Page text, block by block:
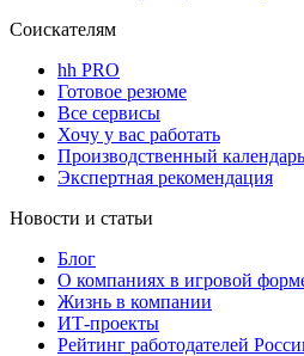
Соискателям
hh PRO
Готовое резюме
Все сервисы
Хочу у вас работать
Производственный календарь
Экспертная рекомендация
Новости и статьи
Блог
О компаниях в игровой
Жизнь в компании
ИТ-проекты
Рейтинг работодателей